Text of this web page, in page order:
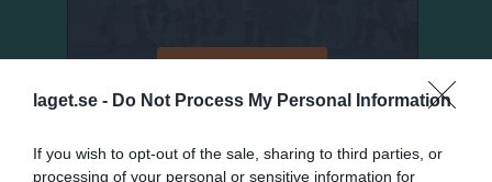
laget.se - Do Not Process My Personal Information
If you wish to opt-out of the sale, sharing to third parties, or
processing of your personal or sensitive information for
Senast uppladdade video